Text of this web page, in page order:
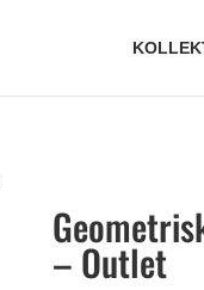
– Outlet